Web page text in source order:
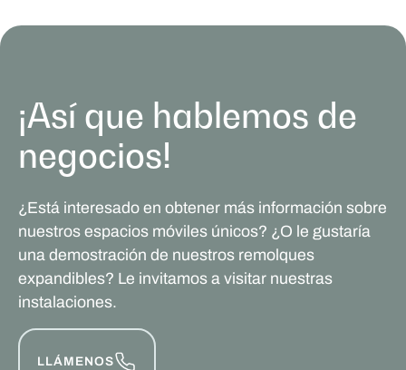
¡Así que hablemos de
negocios!
¿Está interesado en obtener más información sobre
nuestros espacios móviles únicos? ¿O le gustaría
una demostración de nuestros remolques
expandibles? Le invitamos a visitar nuestras
instalaciones.
LLÁMENOS